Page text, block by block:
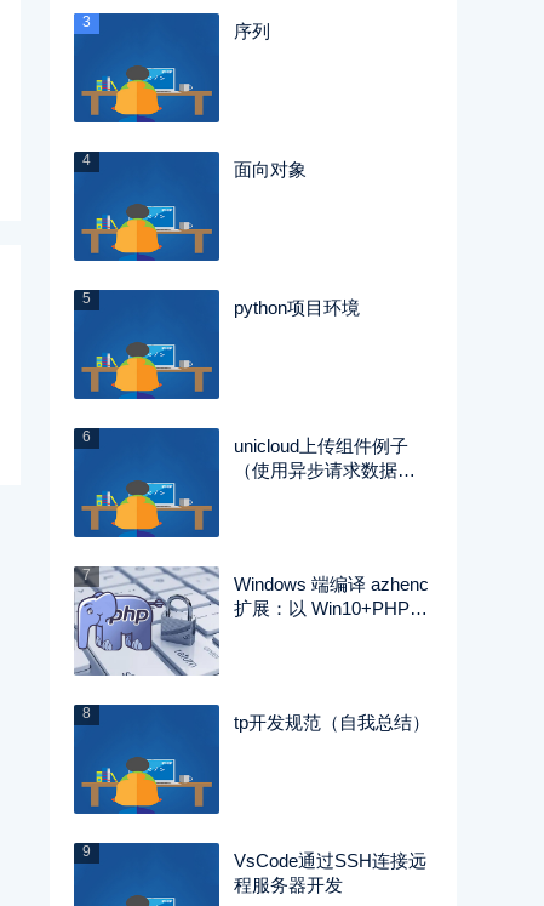
3 序列
4 面向对象
5 python项目环境
6
unicloud上传组件例子
（使用异步请求数据同
7
Windows 端编译 azhenc
扩展：以 Win10+PHP8.
8 tp开发规范（自我总结）
9
VsCode通过SSH连接远
程服务器开发